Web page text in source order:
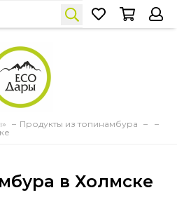
Продукты из топинамбура
в Холмске